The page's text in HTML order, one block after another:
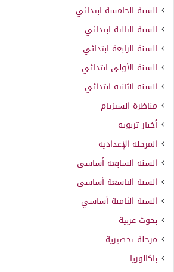
السنة الخامسة ابتدائي
السنة الثالثة ابتدائي
السنة الرابعة ابتدائي
السنة الأولى ابتدائي
السنة الثانية ابتدائي
مناظرة السيزيام
أخبار تربوية
المرحلة الإعدادية
السنة السابعة أساسي
السنة التاسعة أساسي
السنة الثامنة أساسي
بحوث عربية
مرحلة تحضيرية
باكالوريا